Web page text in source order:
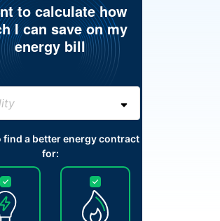
to calculate how
I can save on my
energy bill
find a better energy contract
for: